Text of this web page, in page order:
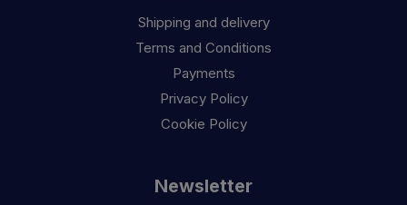
Shipping and delivery
Terms and Conditions
Payments
Privacy Policy
Cookie Policy
Newsletter